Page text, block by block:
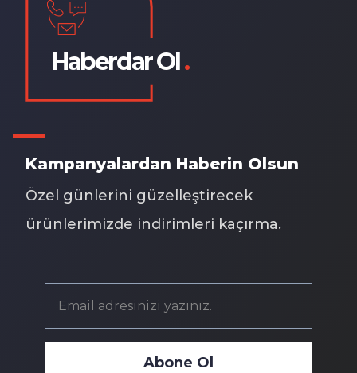
Haberdar Ol.
Kampanyalardan Haberin Olsun
Özel günlerini güzelleştirecek
ürünlerimizde indirimleri kaçırma.
Abone Ol